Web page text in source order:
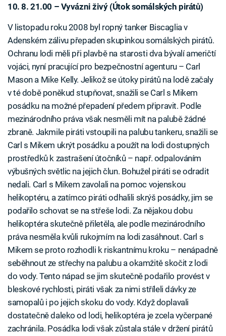
10. 8. 21.00 – Vyvázni živý (Útok somálských pirátů)
V listopadu roku 2008 byl ropný tanker Biscaglia v
Adenském zálivu přepaden skupinkou somálských pirátů.
Ochranu lodi měli při plavbě na starosti dva bývalí američtí
vojáci, nyní pracující pro bezpečnostní agenturu – Carl
Mason a Mike Kelly. Jelikož se útoky pirátů na lodě začaly
v té době poněkud stupňovat, snažili se Carl s Mikem
posádku na možné přepadení předem připravit. Podle
mezinárodního práva však nesměli mít na palubě žádné
zbraně. Jakmile piráti vstoupili na palubu tankeru, snažili se
Carl s Mikem ukrýt posádku a použít na lodi dostupných
prostředků k zastrašení útočníků – např. odpalováním
výbušných světlic na jejich člun. Bohužel piráti se odradit
nedali. Carl s Mikem zavolali na pomoc vojenskou
helikoptéru, a zatímco piráti odhalili skrýš posádky, jim se
podařilo schovat se na střeše lodi. Za nějakou dobu
helikoptéra skutečně přiletěla, ale podle mezinárodního
práva nesměla kvůli rukojmím na lodi zasáhnout. Carl s
Mikem se proto rozhodli k riskantnímu kroku – nenápadně
seběhnout ze střechy na palubu a okamžitě skočit z lodi
do vody. Tento nápad se jim skutečně podařilo provést v
bleskové rychlosti, piráti však za nimi stříleli dávky ze
samopalů i po jejich skoku do vody. Když doplavali
dostatečně daleko od lodi, helikoptéra je zcela vyčerpané
zachránila. Posádka lodi však zůstala stále v držení pirátů